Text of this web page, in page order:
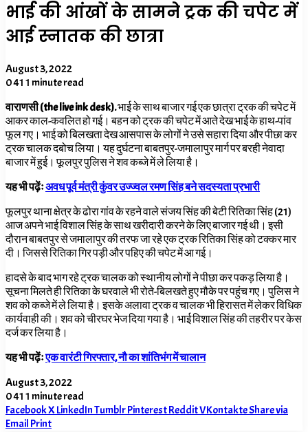
भाई की आंखों के सामने ट्रक की चपेट में
आई स्नातक की छात्रा
August 3, 2022
041 1 minute read
वाराणसी (the live ink desk).भाई के साथ बाजार गई एक छात्रा ट्रक की चपेट में
आकर काल-कवलित हो गई। बहन को ट्रक की चपेट में आते देख भाई के हाथ-पांव
फूल गए। भाई को बिलखता देख आसपास के लोगों ने उसे सहारा दिया और पीछा कर
ट्रक चालक दबोच लिया। यह दुर्घटना बाबतपुर-जमालापुर मार्ग पर बरही नेवादा
बाजार में हुई। फूलपुर पुलिस ने शव कब्जे में ले लिया है।
यह भी पढ़ेंःअवध पूर्व मंत्री कुंवर उज्ज्वल रमण सिंह बने सदस्यता प्रभारी
फूलपुर थाना क्षेत्र के ढोरा गांव के रहने वाले संजय सिंह की बेटी रितिका सिंह (21)
आज अपने भाई विशाल सिंह के साथ खरीदारी करने के लिए बाजार गई थी। इसी
दौरान बाबतपुर से जमालापुर की तरफ जा रहे एक ट्रक रितिका सिंह को टक्कर मार
दी। जिससे रितिका गिर पड़ी और पहिए की चपेट में आ गई।
हादसे के बाद भाग रहे ट्रक चालक को स्थानीय लोगों ने पीछा कर पकड़ लिया है।
सूचना मिलते ही रितिका के घरवाले भी रोते-बिलखते हुए मौके पर पहुंच गए। पुलिस ने
शव को कब्जे में ले लिया है। इसके अलावा ट्रक व चालक भी हिरासत में लेकर विधिक
कार्यवाही की। शव को चीरघर भेज दिया गया है। भाई विशाल सिंह की तहरीर पर केस
दर्ज कर लिया है।
यह भी पढ़ेंःएक वारंटी गिरफ्तार, नौ का शांतिभंग में चालान
August 3, 2022
041 1 minute read
FacebookXLinkedInTumblrPinterestRedditVKontakteShare via
Email Print